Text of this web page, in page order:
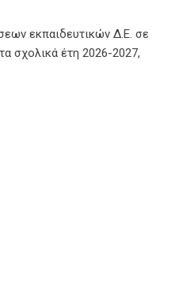
εκπαιδευτικών Δ.Ε. σε
σχολικά έτη 2026-2027,